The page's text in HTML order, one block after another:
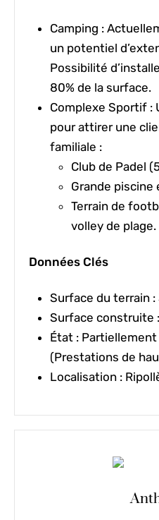
Camping :
un potentiel
Possibilité
80% de la surface.
Complexe Sportif :
pour attirer une
familiale :
Club de Padel
Grande piscine
Terrain de
volley de plage.
Données Clés
Surface du terrain :
Surface construite :
État :
(Prestations de
Localisation :